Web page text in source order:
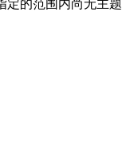
定的范围内尚无主题